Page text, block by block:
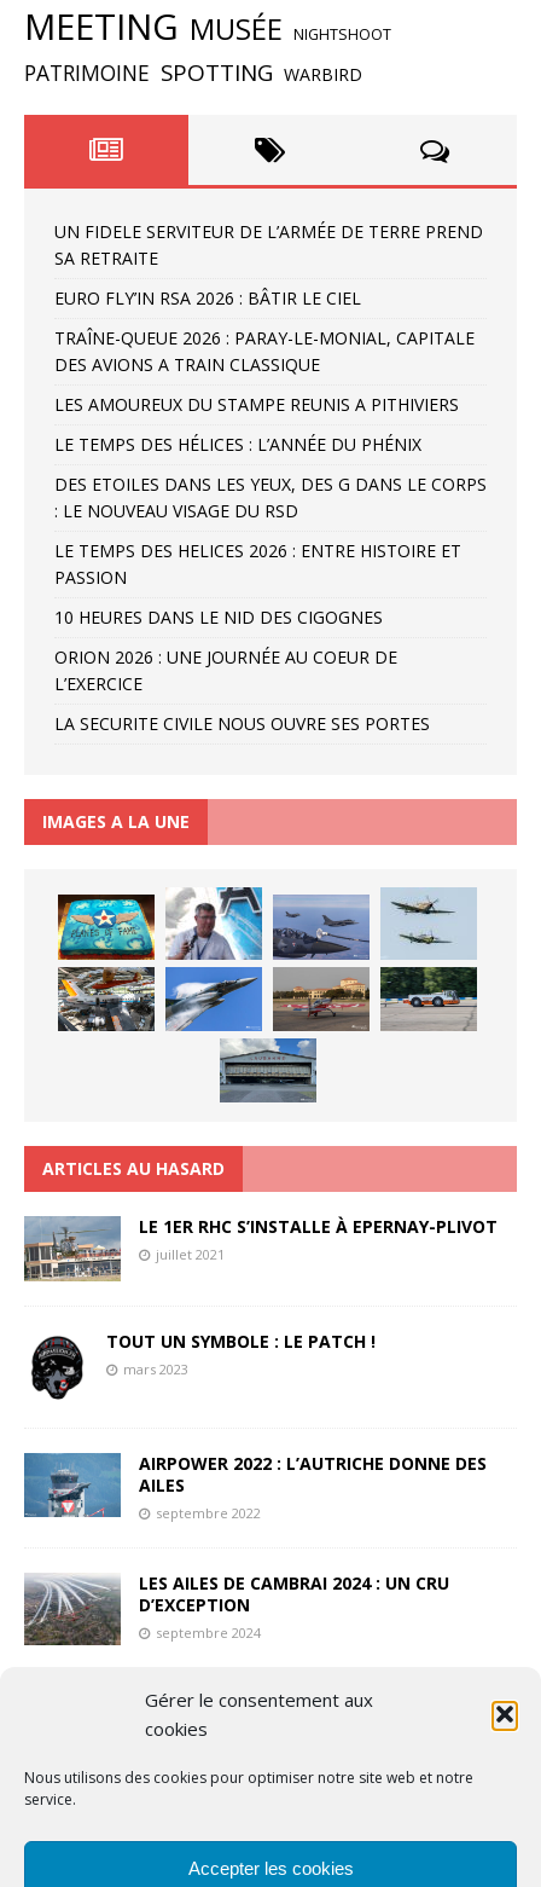
Gérer le consentement aux
cookies
Nous utilisons des cookies pour optimiser notre site web et notre
service.
Accepter les cookies
MEETING MUSÉE NIGHTSHOOT
PATRIMOINE SPOTTING WARBIRD
UN FIDELE SERVITEUR DE L’ARMÉE DE TERRE PREND
SA RETRAITE
EURO FLY’IN RSA 2026 : BÂTIR LE CIEL
TRAÎNE-QUEUE 2026 : PARAY-LE-MONIAL, CAPITALE
DES AVIONS A TRAIN CLASSIQUE
LES AMOUREUX DU STAMPE REUNIS A PITHIVIERS
LE TEMPS DES HÉLICES : L’ANNÉE DU PHÉNIX
DES ETOILES DANS LES YEUX, DES G DANS LE CORPS
: LE NOUVEAU VISAGE DU RSD
LE TEMPS DES HELICES 2026 : ENTRE HISTOIRE ET
PASSION
10 HEURES DANS LE NID DES CIGOGNES
ORION 2026 : UNE JOURNÉE AU COEUR DE
L’EXERCICE
LA SECURITE CIVILE NOUS OUVRE SES PORTES
IMAGES A LA UNE
ARTICLES AU HASARD
LE 1ER RHC S’INSTALLE À EPERNAY-PLIVOT
juillet 2021
TOUT UN SYMBOLE : LE PATCH !
mars 2023
AIRPOWER 2022 : L’AUTRICHE DONNE DES
AILES
septembre 2022
LES AILES DE CAMBRAI 2024 : UN CRU
D’EXCEPTION
septembre 2024
EUROFLY’IN RSA 2025 : UN CRU
EXCEPTIONNEL SOUS LE SIGNE DE LA
juillet 2025